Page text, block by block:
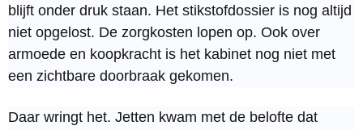
blijft onder druk staan. Het stikstofdossier is nog altijd
niet opgelost. De zorgkosten lopen op. Ook over
armoede en koopkracht is het kabinet nog niet met
een zichtbare doorbraak gekomen.
Daar wringt het. Jetten kwam met de belofte dat